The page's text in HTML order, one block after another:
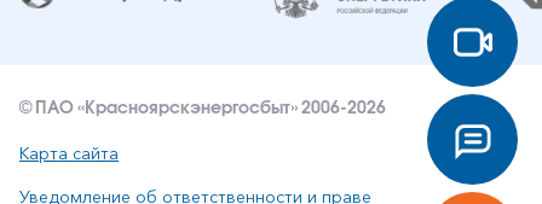
© ПАО «Красноярскэнергосбыт» 2006-2026
Карта сайта
Уведомление об ответственности и праве